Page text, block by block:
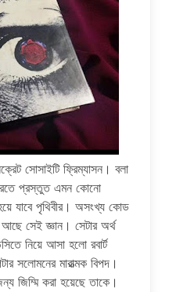
সোসাইটি ফ্রিম্যাসন। বলা
প্রস্তুত এমন কোনো
যাবে পৃথিবীর। অসংখ্য কোড
সেই জ্ঞান। সেটার অর্থ
নিয়ে আসা হলো রবার্ট
সলোমনের মারাত্মক বিপদ।
জিম্মি করা হয়েছে তাকে।